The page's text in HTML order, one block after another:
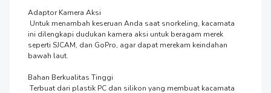
Adaptor Kamera Aksi
ini dilengkapi dudukan kamera aksi untuk beragam merek
seperti SJCAM, dan GoPro, agar dapat merekam keindahan
bawah laut.
Bahan Berkualitas Tinggi